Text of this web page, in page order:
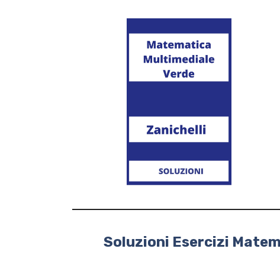
Soluzioni Esercizi